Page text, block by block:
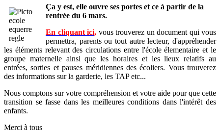
Ça y est, elle ouvre ses portes et ce à partir de la
rentrée du 6 mars.
En cliquant ici, vous trouverez un document qui vous
permettra, parents ou tout autre lecteur, d'appréhender
les éléments relevant des circulations entre l'école élementaire et le
groupe maternelle ainsi que les horaires et les lieux relatifs au
entrées, sorties et pauses méridiennes des écoliers. Vous trouverez
des informations sur la garderie, les TAP etc...
Nous comptons sur votre compréhension et votre aide pour que cette
transition se fasse dans les meilleures conditions dans l'intérêt des
enfants.
Merci à tous